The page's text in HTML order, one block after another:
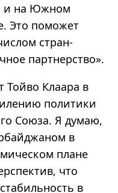
и на Южном
Это поможет
стран-
партнерство».
Тойво Клаара в
политики
Союза. Я думаю,
в
плане
что
в